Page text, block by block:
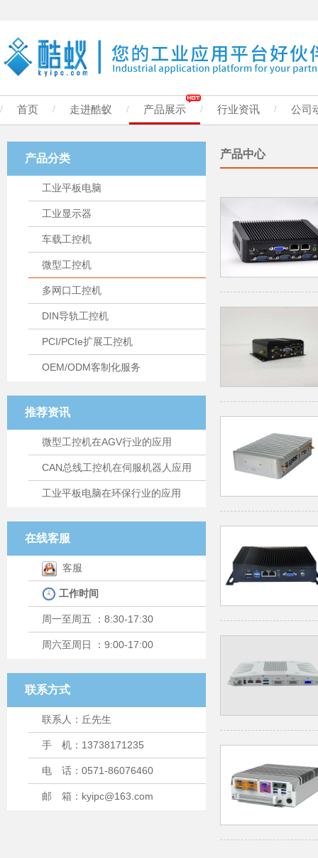
/ 首页 / 走进酷蚁 / 产品展示 / 行业资讯 / 公司
产品分类
工业平板电脑
工业显示器
车载工控机
微型工控机
多网口工控机
DIN导轨工控机
PCI/PCIe扩展工控机
OEM/ODM客制化服务
推荐资讯
微型工控机在AGV行业的应用
CAN总线工控机在伺服机器人应用
工业平板电脑在环保行业的应用
在线客服
客服
工作时间
周一至周五 ：8:30-17:30
周六至周日 ：9:00-17:00
联系方式
联系人：丘先生
手 机：13738171235
电 话：0571-86076460
邮 箱：kyipc@163.com
产品中心